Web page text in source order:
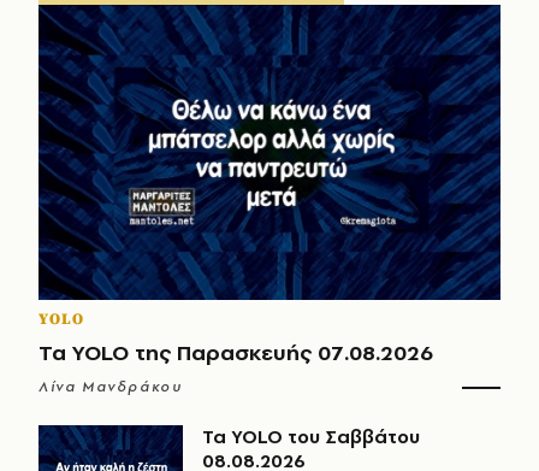
YOLO
Τα YOLO της Παρασκευής 07.08.2026
Λίνα Μανδράκου
Τα YOLO του Σαββάτου
08.08.2026